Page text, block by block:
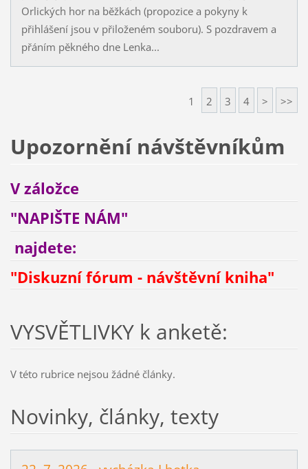
Orlických hor na běžkách (propozice a pokyny k
přihlášení jsou v přiloženém souboru). S pozdravem a
přáním pěkného dne Lenka...
1 2 3 4 > >>
Upozornění návštěvníkům
V záložce
"NAPIŠTE NÁM"
najdete:
"Diskuzní fórum - návštěvní kniha"
VYSVĚTLIVKY k anketě:
V této rubrice nejsou žádné články.
Novinky, články, texty